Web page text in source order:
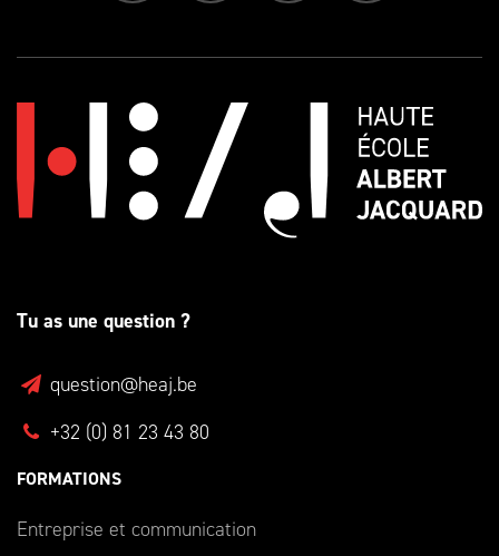
Tu as une question ?
question@heaj.be
+32 (0) 81 23 43 80
FORMATIONS
Entreprise et communication